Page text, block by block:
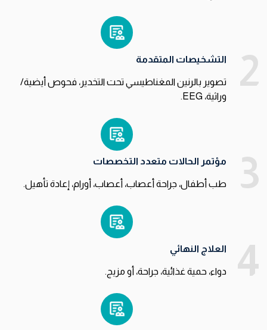
2 التشخيصات المتقدمة
تصوير بالرنين المغناطيسي تحت التخدير، فحوص أيضية/
وراثية، EEG.
3 مؤتمر الحالات متعدد التخصصات
طب أطفال، جراحة أعصاب، أعصاب، أورام، إعادة تأهيل.
4 العلاج النهائي
دواء، حمية غذائية، جراحة، أو مزيج.